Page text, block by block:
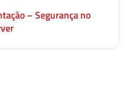
– Segurança no